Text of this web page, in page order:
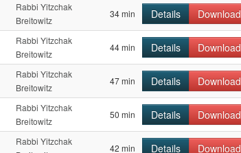
Rabbi Yitzchak
Breitowitz
34 min Details Download
Rabbi Yitzchak
Breitowitz
44 min Details Download
Rabbi Yitzchak
Breitowitz
47 min Details Download
Rabbi Yitzchak
Breitowitz
50 min Details Download
Rabbi Yitzchak
42 min Details Download